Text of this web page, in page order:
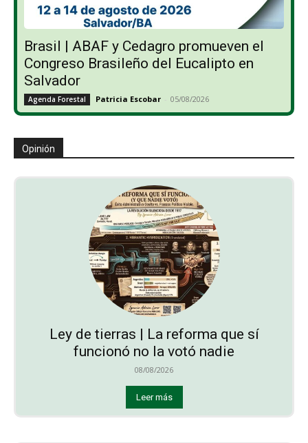
Brasil | ABAF y Cedagro promueven el
Congreso Brasileño del Eucalipto en
Salvador
Agenda Forestal Patricia Escobar - 05/08/2026
Opinión
Ley de tierras | La reforma que sí
funcionó no la votó nadie
08/08/2026
Leer más